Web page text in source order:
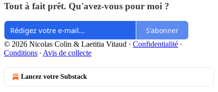
Tout à fait prêt. Qu'avez-vous pour moi ?
S'abonner
© 2026 Nicolas Colin & Laetitia Vitaud · Confidentialité ∙
Conditions ∙ Avis de collecte
Lancez votre Substack